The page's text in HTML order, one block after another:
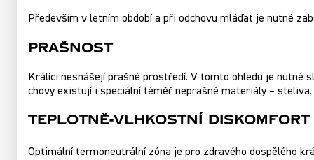
Především v letním období a při odchovu mláďat je nutné
Prašnost
Králíci nesnášejí prašné prostředí. V tomto ohledu je nutné
chovy existují i speciální téměř neprašné materiály –
Teplotně-Vlhkostní Diskomfort
Optimální termoneutrální zóna je pro zdravého dospělého